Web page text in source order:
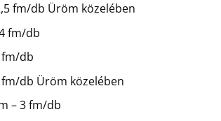
fm/db Üröm közelében
fm/db
fm/db
db Üröm közelében
– 3 fm/db